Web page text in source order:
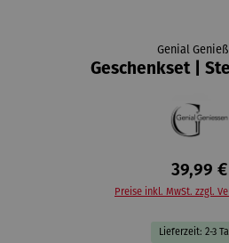
Genial
Geschenkset |
39,99 €
Preise inkl. MwSt. zzgl.
Lieferzeit: 2-3